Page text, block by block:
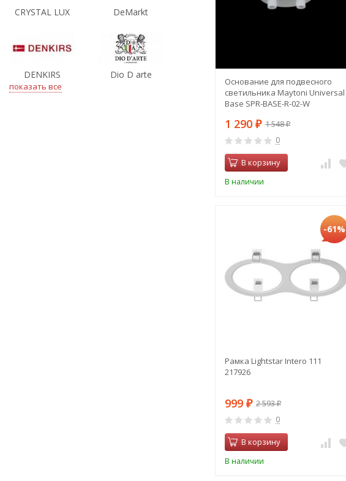
Основание для подвесного
светильника Maytoni Universal
Base SPR-BASE-R-02-W
1 290 ₽ 1 548₽
0
В корзину
В наличии
-61%
Рамка Lightstar Intero 111
217926
999 ₽ 2 593₽
0
В корзину
В наличии
CRYSTAL LUX DeMarkt
DENKIRS Dio D arte
показать все